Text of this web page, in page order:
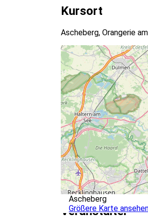
Kursort
Ascheberg, Orangerie
Ascheberg
Größere Karte
Veranstalter